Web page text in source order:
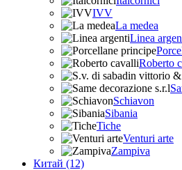
IVV
La medea
Linea
Roberto
Schiavon
Sibania
Tiche
Venturi arte
Zampiva
Китай (12)